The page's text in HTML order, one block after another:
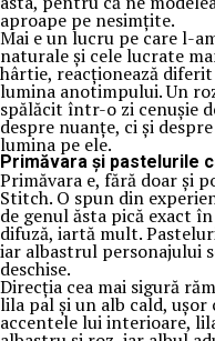
aproape pe nesimțite.
Mai e un lucru pe care l-
naturale și cele lucrate
hârtie, reacționează
lumina anotimpului. Un
spălăcit într-o zi cenușie
despre nuanțe, ci și
lumina pe ele.
Primăvara și pastelurile
Primăvara e, fără doar și
Stitch. O spun din
de genul ăsta pică exact
difuză, iartă mult.
iar albastrul personajului
deschise.
Direcția cea mai sigură
lila pal și un alb cald, ușor
accentele lui interioare,